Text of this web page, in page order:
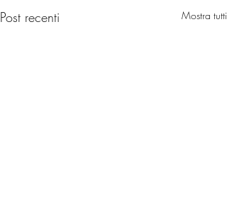
Post recenti Mostra tutti